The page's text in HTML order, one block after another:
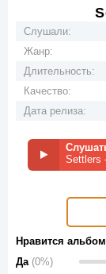
Слушали:
Жанр:
Длительность:
Качество:
Дата релиза:
Нравится
Да (0%)